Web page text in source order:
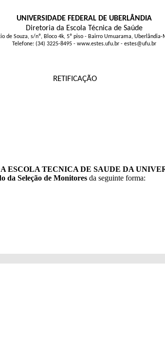
UNIVERSIDADE FEDERAL DE UBERLÂNDIA
Diretoria da Escola Técnica de Saúde
de Souza, s/nº, Bloco 4k, 5º piso - Bairro Umuarama, Uberlândia-
Telefone: (34) 3225-8495 - www.estes.ufu.br - estes@ufu.br
RETIFICAÇÃO
ESCOLA TECNICA DE SAUDE DA
da Seleção de Monitores da seguinte forma: